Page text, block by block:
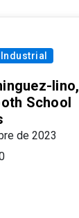
Iino,
School
de 2023